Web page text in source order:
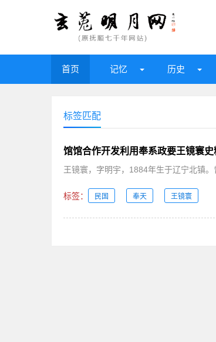
首页 记忆 历史
标签匹配
馆馆合作开发利用奉系政要王镜寰史
王镜寰，字明宇，1884年生于辽宁北镇
标签： 民国 奉天 王镜寰